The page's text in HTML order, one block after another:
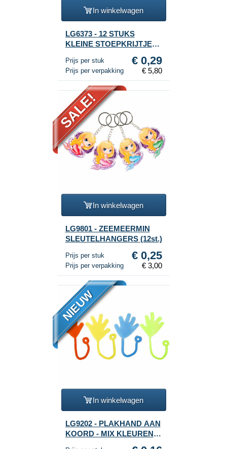
In winkelwagen
LG6373 - 12 STUKS
KLEINE STOEPKRIJTJES
Prijs per stuk € 0,29
Prijs per verpakking € 5,80
SALE!
In winkelwagen
LG9801 - ZEEMEERMIN
SLEUTELHANGERS (12st.)
Prijs per stuk € 0,25
Prijs per verpakking € 3,00
NIEUW
In winkelwagen
LG9202 - PLAKHAND AAN
KOORD - MIX KLEUREN